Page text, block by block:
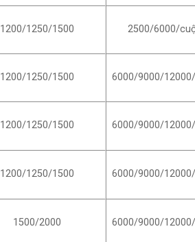
1200/1250/1500 2500/6000/
1200/1250/1500 6000/9000/
1200/1250/1500 6000/9000/
1200/1250/1500 6000/9000/
1500/2000 6000/9000/